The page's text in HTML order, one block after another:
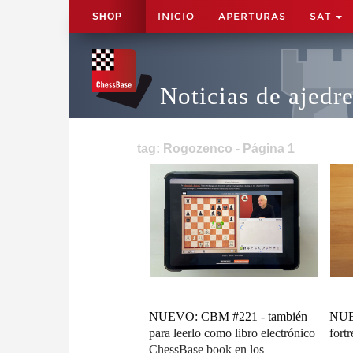
SHOP INICIO APERTURAS SAT
Noticias de
tag: Rogozenco - Página 1
NUEVO: CBM #221 - también
para leerlo como libro electrónico
ChessBase book en los